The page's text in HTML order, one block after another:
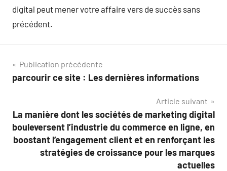
digital peut mener votre affaire vers de succès sans
précédent.
Navigation
de
Publication précédente
parcourir ce site : Les dernières informations
Article suivant
La manière dont les sociétés de marketing digital
bouleversent l’industrie du commerce en ligne, en
boostant l’engagement client et en renforçant les
stratégies de croissance pour les marques
actuelles